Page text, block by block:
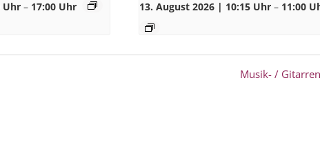
Uhr – 17:00 Uhr 13. August 2026 | 10:15 Uhr – 11:00
Musik- /